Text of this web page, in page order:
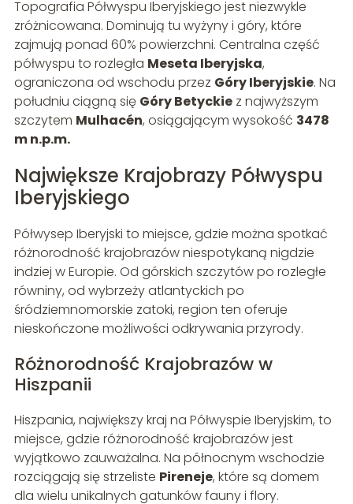
Topografia Półwyspu Iberyjskiego jest niezwykle
zróżnicowana. Dominują tu wyżyny i góry, które
zajmują ponad 60% powierzchni. Centralna część
półwyspu to rozległa Meseta Iberyjska,
ograniczona od wschodu przez Góry Iberyjskie. Na
południu ciągną się Góry Betyckiez najwyższym
szczytem Mulhacén, osiągającym wysokość 3478
m n.p.m.
Największe Krajobrazy Półwyspu
Iberyjskiego
Półwysep Iberyjski to miejsce, gdzie można spotkać
różnorodność krajobrazów niespotykaną nigdzie
indziej w Europie. Od górskich szczytów po rozległe
równiny, od wybrzeży atlantyckich po
śródziemnomorskie zatoki, region ten oferuje
nieskończone możliwości odkrywania przyrody.
Różnorodność Krajobrazów w
Hiszpanii
Hiszpania, największy kraj na Półwyspie Iberyjskim, to
miejsce, gdzie różnorodność krajobrazów jest
wyjątkowo zauważalna. Na północnym wschodzie
rozciągają się strzeliste Pireneje, które są domem
dla wielu unikalnych gatunków fauny i flory.